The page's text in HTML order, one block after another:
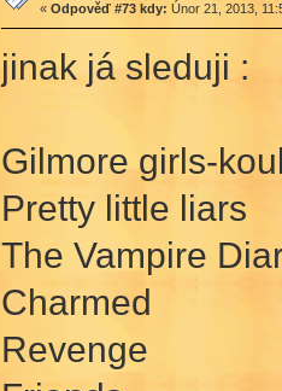
« Odpověď #73 kdy: Únor 21, 2013,
jinak já sleduji :
Gilmore girls-
Pretty little liars
The Vampire
Charmed
Revenge